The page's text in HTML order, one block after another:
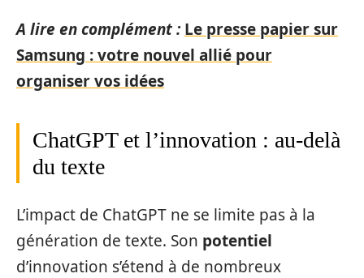
A lire en complément : Le presse papier sur
Samsung : votre nouvel allié pour
organiser vos idées
ChatGPT et l’innovation : au-delà
du texte
L’impact de ChatGPT ne se limite pas à la
génération de texte. Son potentiel
d’innovation s’étend à de nombreux